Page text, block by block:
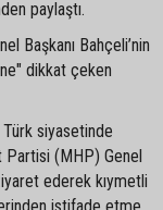
paylaştı.
Başkanı Bahçeli’nin
dikkat çeken
siyasetinde
(MHP) Genel
ederek kıymetli